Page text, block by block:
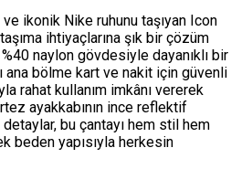
ikonik Nike ruhunu taşıyan Icon
ihtiyaçlarına şık bir çözüm
naylon gövdesiyle dayanıklı bir
ana bölme kart ve nakit için güvenli
rahat kullanım imkânı vererek
ayakkabının ince reflektif
bu çantayı hem stil hem
beden yapısıyla herkesin